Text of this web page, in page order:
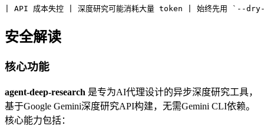
| API 成本失控 | 深度研究可能消耗大量 token | 始终先用 `--
安全解读
核心功能
agent-deep-research 是专为AI代理设计的异步深度研究工具，
基于Google Gemini深度研究API构建，无需Gemini CLI依赖。
核心能力包括：